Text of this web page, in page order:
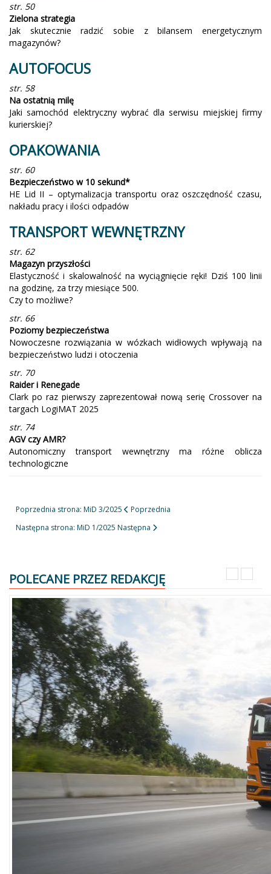
str. 50
Zielona strategia
Jak skutecznie radzić sobie z bilansem energetycznym
magazynów?
AUTOFOCUS
str. 58
Na ostatnią milę
Jaki samochód elektryczny wybrać dla serwisu miejskiej firmy
kurierskiej?
OPAKOWANIA
str. 60
Bezpieczeństwo w 10 sekund*
HE Lid II – optymalizacja transportu oraz oszczędność czasu,
nakładu pracy i ilości odpadów
TRANSPORT WEWNĘTRZNY
str. 62
Magazyn przyszłości
Elastyczność i skalowalność na wyciągnięcie ręki! Dziś 100 linii
na godzinę, za trzy miesiące 500.
Czy to możliwe?
str. 66
Poziomy bezpieczeństwa
Nowoczesne rozwiązania w wózkach widłowych wpływają na
bezpieczeństwo ludzi i otoczenia
str. 70
Raider i Renegade
Clark po raz pierwszy zaprezentował nową serię Crossover na
targach LogiMAT 2025
str. 74
AGV czy AMR?
Autonomiczny transport wewnętrzny ma różne oblicza
technologiczne
Poprzednia strona: MiD 3/2025
Poprzednia
Następna strona: MiD 1/2025 Następna
POLECANE PRZEZ REDAKCJĘ